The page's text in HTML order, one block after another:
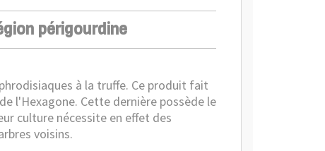
périgourdine
à la truffe. Ce produit fait
de l'Hexagone. Cette dernière possède le
culture nécessite en effet des
voisins.